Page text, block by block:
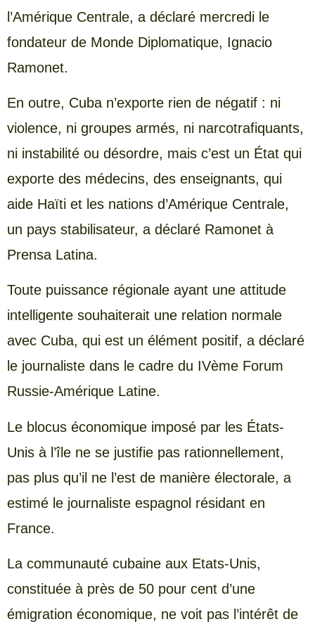
l’Amérique Centrale, a déclaré mercredi le
fondateur de Monde Diplomatique, Ignacio
Ramonet.
En outre, Cuba n’exporte rien de négatif : ni
violence, ni groupes armés, ni narcotrafiquants,
ni instabilité ou désordre, mais c’est un État qui
exporte des médecins, des enseignants, qui
aide Haïti et les nations d’Amérique Centrale,
un pays stabilisateur, a déclaré Ramonet à
Prensa Latina.
Toute puissance régionale ayant une attitude
intelligente souhaiterait une relation normale
avec Cuba, qui est un élément positif, a déclaré
le journaliste dans le cadre du IVème Forum
Russie-Amérique Latine.
Le blocus économique imposé par les États-
Unis à l’île ne se justifie pas rationnellement,
pas plus qu’il ne l’est de manière électorale, a
estimé le journaliste espagnol résidant en
France.
La communauté cubaine aux Etats-Unis,
constituée à près de 50 pour cent d’une
émigration économique, ne voit pas l’intérêt de